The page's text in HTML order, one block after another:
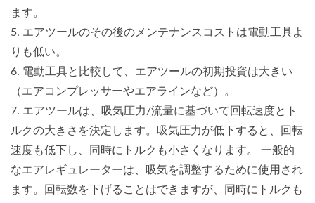
ます。
5. エアツールのその後のメンテナンスコストは電動工具よ
りも低い。
6. 電動工具と比較して、エアツールの初期投資は大きい
（エアコンプレッサーやエアラインなど）。
7. エアツールは、吸気圧力/流量に基づいて回転速度とト
ルクの大きさを決定します。吸気圧力が低下すると、回転
速度も低下し、同時にトルクも小さくなります。 一般的
なエアレギュレーターは、吸気を調整するために使用され
ます。回転数を下げることはできますが、同時にトルクも